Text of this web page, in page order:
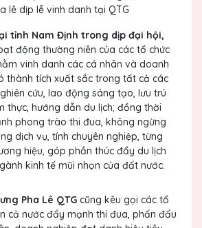
lê dịp lễ vinh danh tại QTG
tỉnh Nam Định trong dịp đại hội,
động thường niên của các tổ chức
vinh danh các cá nhân và doanh
thành tích xuất sắc trong tất cả các
cứu, lao động sáng tạo, lưu trú
thực, hướng dẫn du lịch; đồng thời
phong trào thi đua, không ngừng
dịch vụ, tính chuyên nghiệp, từng
hiệu, góp phần thúc đẩy du lịch
kinh tế mũi nhọn của đất nước.
Pha Lê QTG cũng kêu gọi các tổ
cả nước đẩy mạnh thi đua, phấn đấu